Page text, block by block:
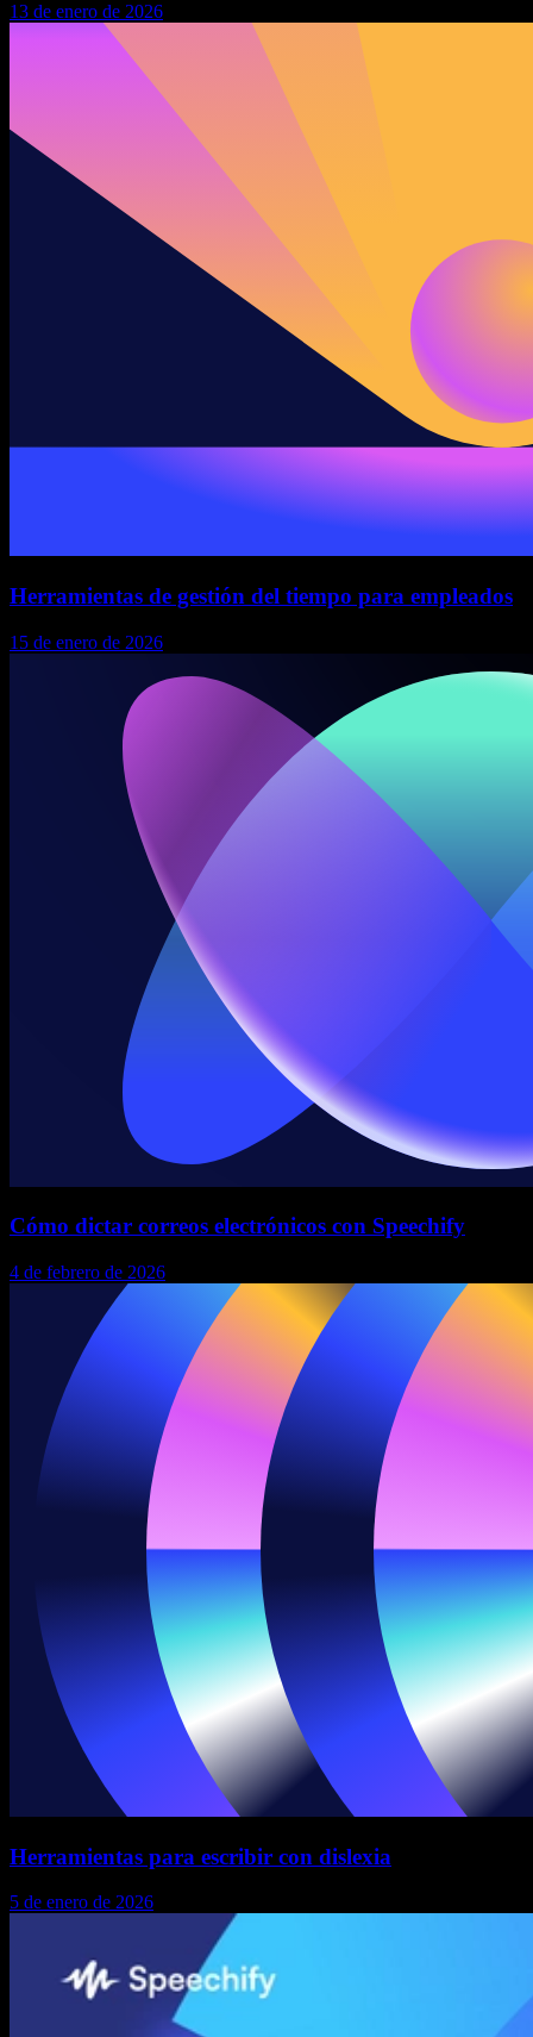
13 de enero de 2026
Herramientas de gestión del tiempo para empleados
15 de enero de 2026
Cómo dictar correos electrónicos con Speechify
4 de febrero de 2026
Herramientas para escribir con dislexia
5 de enero de 2026